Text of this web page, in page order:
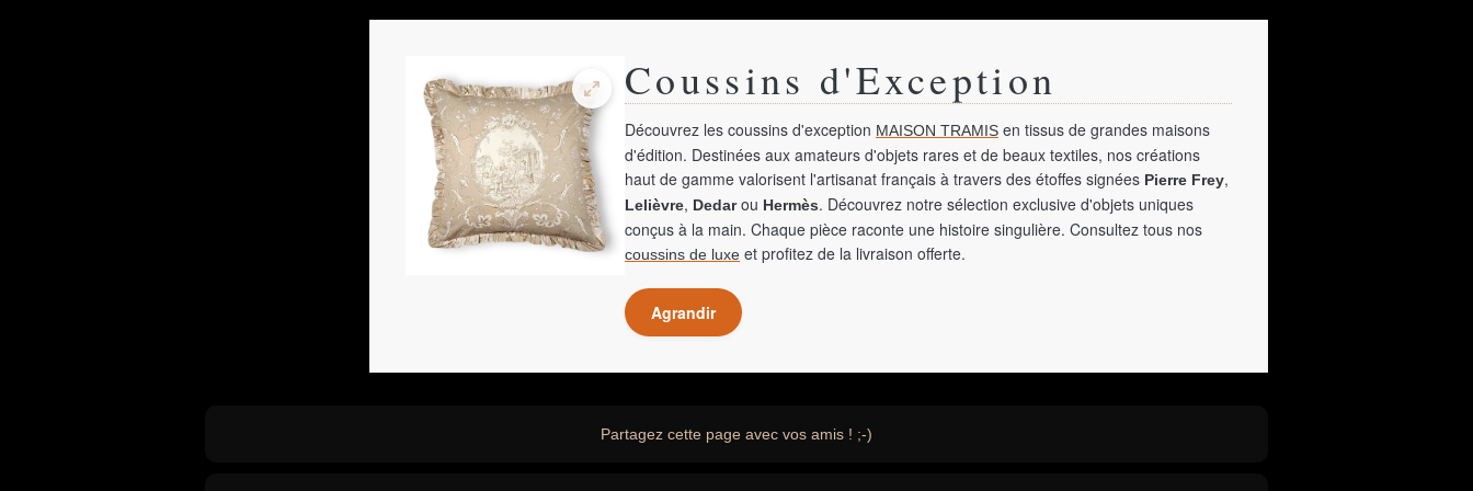
Coussins d'Exception
Découvrez les coussins d'exception MAISON TRAMIS en tissus de grandes maisons
d'édition. Destinées aux amateurs d'objets rares et de beaux textiles, nos créations
haut de gamme valorisent l'artisanat français à travers des étoffes signées Pierre Frey,
Lelièvre, Dedarou Hermès. Découvrez notre sélection exclusive d'objets uniques
conçus à la main. Chaque pièce raconte une histoire singulière. Consultez tous nos
coussins de luxe et profitez de la livraison offerte.
Agrandir
Partagez cette page avec vos amis ! ;-)